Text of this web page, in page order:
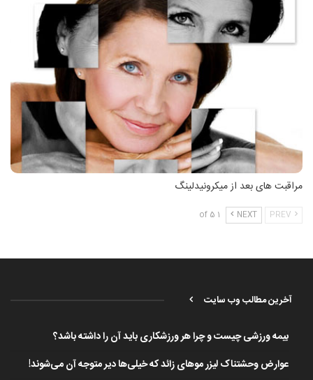
مراقبت های بعد از میکرونیدلینگ
NEXT
1 of 5
آخرین مطالب وب سایت
بیمه ورزشی چیست و چرا هر ورزشکاری باید آن را داشته باشد؟
عوارض وحشتناک لیزر موهای زائد که خیلی‌ها دیر متوجه آن می‌شوند!